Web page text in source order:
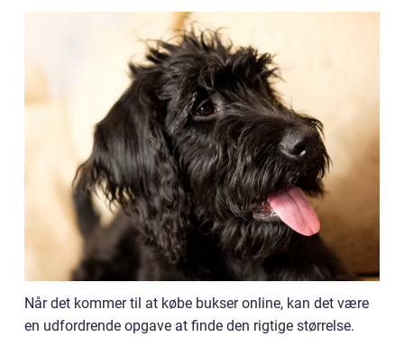
Når det kommer til at købe bukser online, kan det være
en udfordrende opgave at finde den rigtige størrelse.